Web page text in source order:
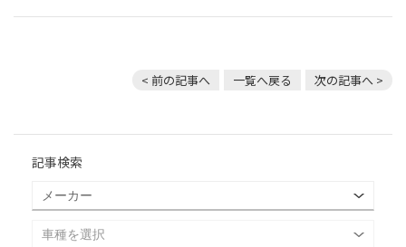
< 前の記事へ 一覧へ戻る 次の記事へ >
記事検索